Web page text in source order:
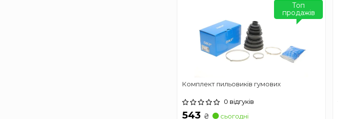
Комплект пильовиків гумових
0 відгуків
543 ₴
сьогодні
Топ
продажів